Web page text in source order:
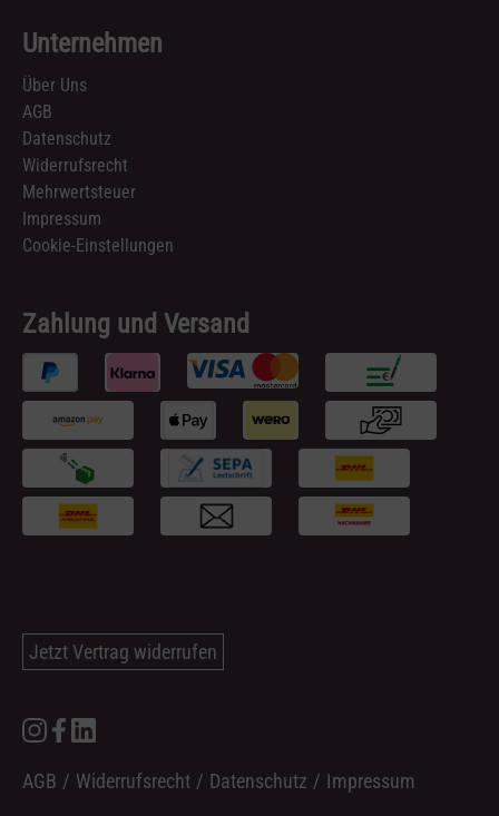
Unternehmen
Über Uns
AGB
Datenschutz
Widerrufsrecht
Mehrwertsteuer
Impressum
Cookie-Einstellungen
Zahlung und Versand
Jetzt Vertrag widerrufen
AGB / Widerrufsrecht / Datenschutz / Impressum